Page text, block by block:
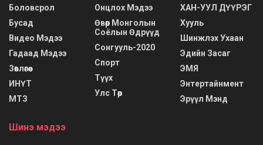
Боловсрол
Бусад
Видео Мэдээ
Гадаад Мэдээ
Зөвлөгөө
ИНҮТ
МТЗ
Онцлох Мэдээ
Өвөр Монголын
Соёлын Өдрүүд
Сонгууль-2020
Спорт
Түүх
Улс Төр
ХАН-УУЛ ДҮҮРЭГ
Хууль
Шинжлэх Ухаан
Эдийн Засаг
ЭМЯ
Энтертайнмент
Эрүүл Мэнд
Шинэ мэдээ